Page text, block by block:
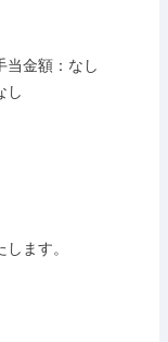
当金額：なし
し
ます。